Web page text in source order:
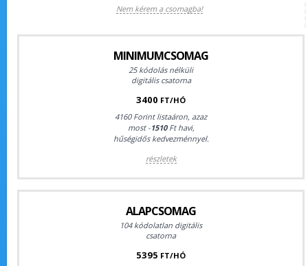
Nem kérem a csomagba!
MINIMUMCSOMAG
25 kódolás nélküli
digitális csatorna
3400 FT/HÓ
4160 Forint listaáron, azaz
most -1510Ft havi,
hűségidős kedvezménnyel.
részletek
ALAPCSOMAG
104 kódolatlan digitális
csatorna
5395 FT/HÓ